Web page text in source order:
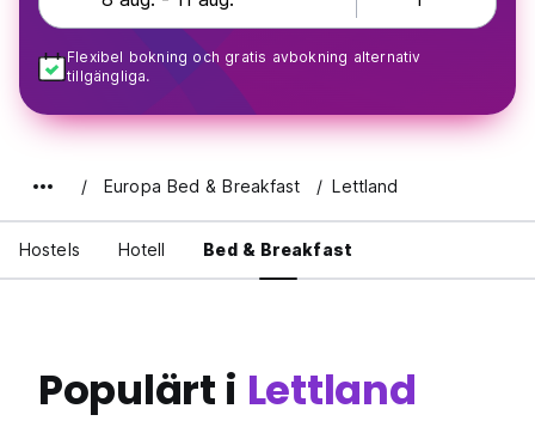
Flexibel bokning och gratis avbokning alternativ
tillgängliga.
Europa Bed & Breakfast Lettland
Hostels Hotell Bed & Breakfast
Populärt i Lettland